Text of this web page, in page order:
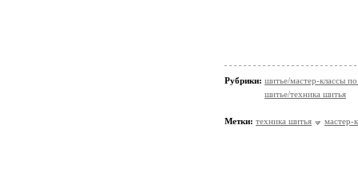
Рубрики: шитье/мастер-классы
шитье/техника шитья
Метки: техника шитья мастер-